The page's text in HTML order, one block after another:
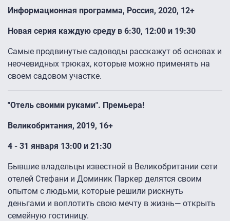
Информационная программа, Россия, 2020, 12+
Новая серия каждую среду в 6:30, 12:00 и 19:30
Самые продвинутые садоводы расскажут об основах и
неочевидных трюках, которые можно применять на
своем садовом участке.
"Отель своими руками". Премьера!
Великобритания, 2019, 16+
4 - 31 января 13:00 и 21:30
Бывшие владельцы известной в Великобритании сети
отелей Стефани и Доминик Паркер делятся своим
опытом с людьми, которые решили рискнуть
деньгами и воплотить свою мечту в жизнь— открыть
семейную гостиницу.